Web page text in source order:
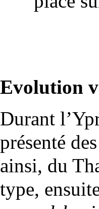
Evolution
Durant
présenté
ainsi, du
type,